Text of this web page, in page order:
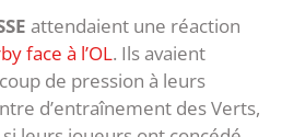
attendaient une réaction
face à l’OL. Ils avaient
de pression à leurs
d’entraînement des Verts,